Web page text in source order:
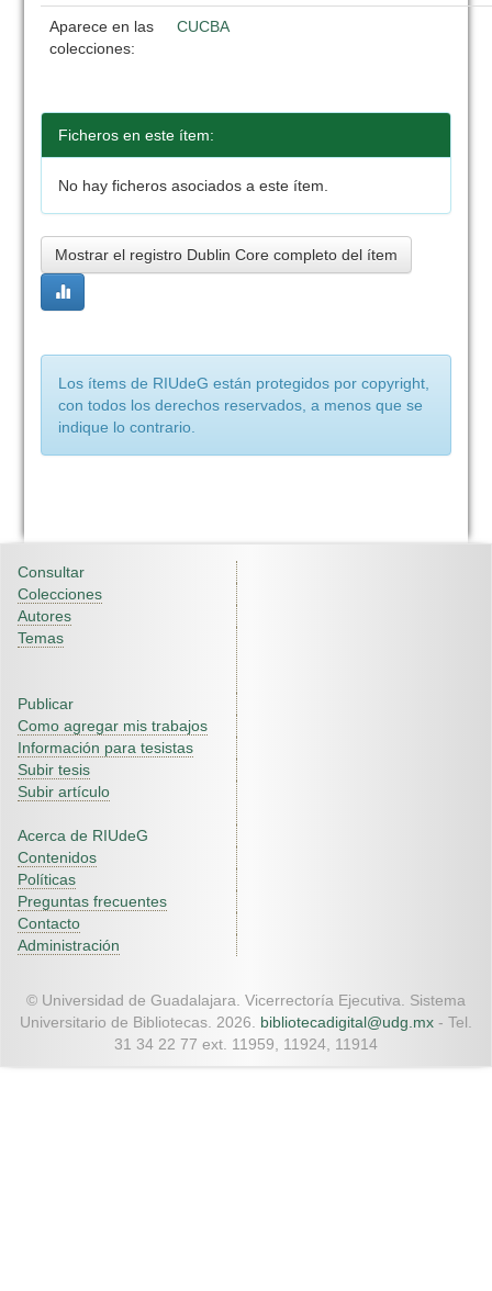
Aparece en las
colecciones:
CUCBA
Ficheros en este ítem:
No hay ficheros asociados a este ítem.
Mostrar el registro Dublin Core completo del ítem
Los ítems de RIUdeG están protegidos por copyright,
con todos los derechos reservados, a menos que se
indique lo contrario.
Consultar
Colecciones
Autores
Temas
Publicar
Como agregar mis trabajos
Información para tesistas
Subir tesis
Subir artículo
Acerca de RIUdeG
Contenidos
Políticas
Preguntas frecuentes
Contacto
Administración
© Universidad de Guadalajara. Vicerrectoría Ejecutiva. Sistema
Universitario de Bibliotecas. 2026. bibliotecadigital@udg.mx - Tel.
31 34 22 77 ext. 11959, 11924, 11914